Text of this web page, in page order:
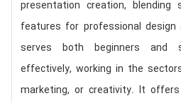
presentation creation, blending
features for professional design
serves both beginners and
effectively, working in the
marketing, or creativity. It